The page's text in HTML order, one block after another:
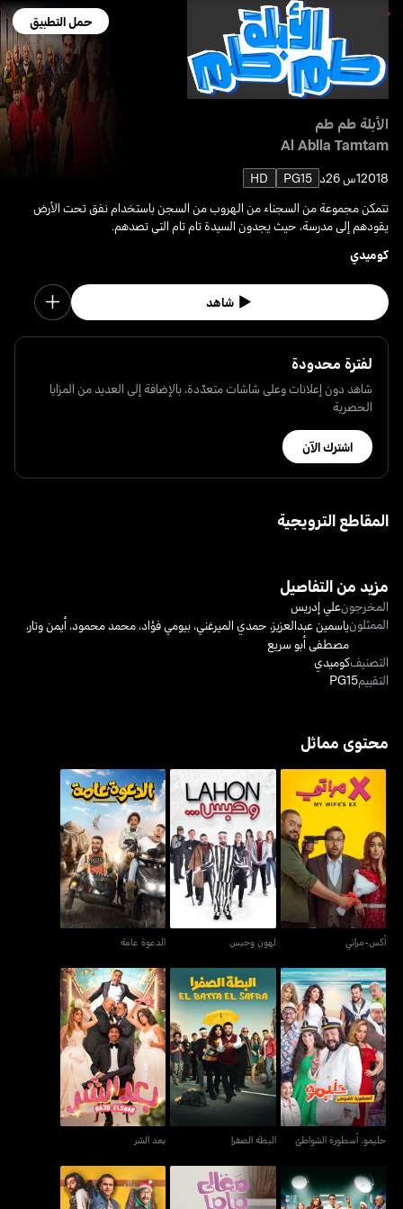
حمل التطبيق
الأبلة طم طم
Al Ablla Tamtam
20181س 26د PG15
HD
تتمكن مجموعة من السجناء من الهروب من السجن باستخدام نفق تحت الأرض
يقودهم إلى مدرسة، حيث يجدون السيدة تام تام التي تصدهم.
كوميدي
شاهد
لفترة محدودة
شاهد دون إعلانات وعلى شاشات متعدّدة، بالإضافة إلى العديد من المزايا
الحصرية
اشترك الآن
المقاطع الترويجية
مزيد من التفاصيل
المخرجونعلي إدريس
الممثلونياسمين عبدالعزيز، حمدي الميرغني،بيومي فؤاد،محمد محمود،أيمن وتار،
مصطفى أبو سريع
التصنيفكوميدي
التقييمPG15
محتوى مماثل
أكس-مراتي
أكس-مراتي
لهون وحبس
لهون وحبس
الدعوة عامة
الدعوة عامة
حليمو، أسطورة الشواطئ
حليمو، أسطورة الشواطئ
البطة الصفرا
البطة الصفرا
بعد الشر
بعد الشر